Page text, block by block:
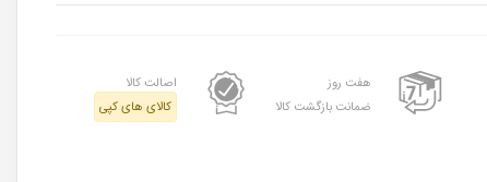
هفت روز
ضمانت بازگشت کالا
اصالت کالا
کالای های کپی